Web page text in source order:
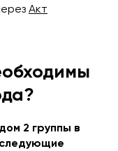
Акт
2 группы в